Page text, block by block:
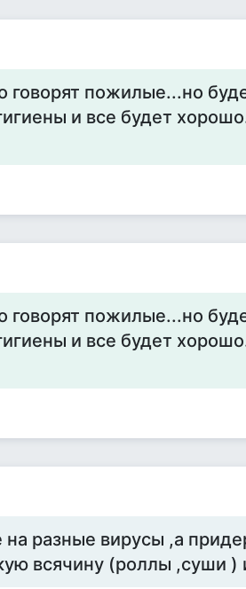
говорят пожилые...но
и все будет
говорят пожилые...но
и все будет
разные вирусы ,а
всячину (роллы ,суши )